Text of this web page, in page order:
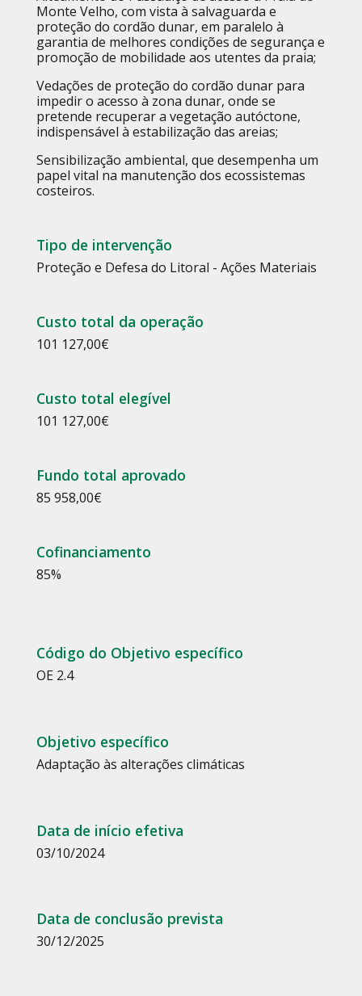
Monte Velho, com vista à salvaguarda e
proteção do cordão dunar, em paralelo à
garantia de melhores condições de segurança e
promoção de mobilidade aos utentes da praia;
Vedações de proteção do cordão dunar para
impedir o acesso à zona dunar, onde se
pretende recuperar a vegetação autóctone,
indispensável à estabilização das areias;
Sensibilização ambiental, que desempenha um
papel vital na manutenção dos ecossistemas
costeiros.
Tipo de intervenção
Proteção e Defesa do Litoral - Ações Materiais
Custo total da operação
101 127,00€
Custo total elegível
101 127,00€
Fundo total aprovado
85 958,00€
Cofinanciamento
85%
Código do Objetivo específico
OE 2.4
Objetivo específico
Adaptação às alterações climáticas
Data de início efetiva
03/10/2024
Data de conclusão prevista
30/12/2025